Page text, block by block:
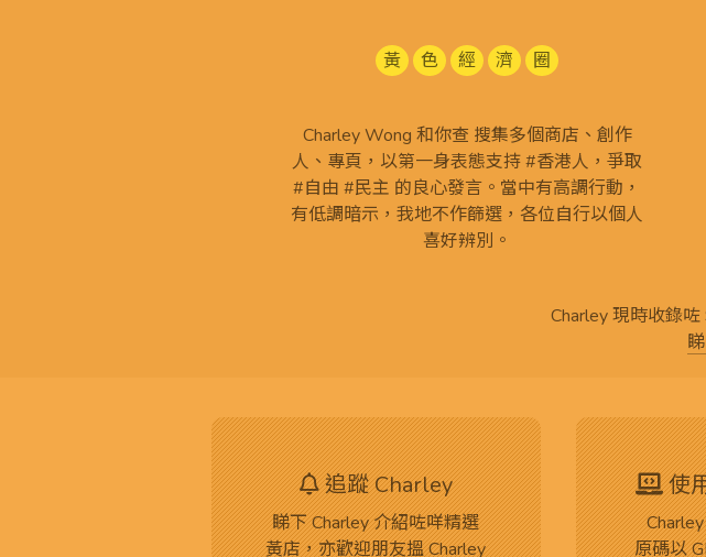
黃 色 經 濟 圈
Charley Wong 和你查 搜集多個商店、創作
人、專頁，以第一身表態支持 #香港人，爭取
#自由 #民主 的良心發言。當中有高調行動，
有低調暗示，我地不作篩選，各位自行以個人
喜好辨別。
Charley 現時收錄
追蹤 Charley
睇下 Charley 介紹咗咩精選
黃店，亦歡迎朋友搵 Charley
使
原碼以